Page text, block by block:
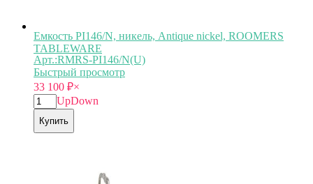
Емкость PI146/N, никель, Antique nickel, ROOMERS
TABLEWARE
Арт.:RMRS-PI146/N(U)
Быстрый просмотр
33 100 ₽×
UpDown
Купить